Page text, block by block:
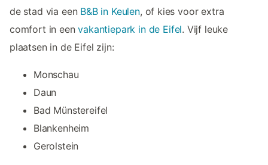
de stad via een B&B in Keulen, of kies voor extra
comfort in eenvakantiepark in de Eifel. Vijf leuke
plaatsen in de Eifel zijn:
Monschau
Daun
Bad Münstereifel
Blankenheim
Gerolstein